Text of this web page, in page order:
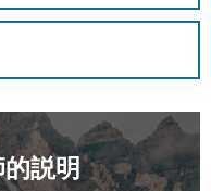
説明